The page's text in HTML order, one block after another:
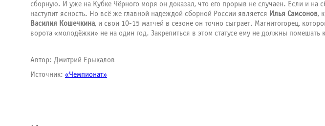
сборную. И уже на Кубке Чёрного моря он доказал, что его прорыв не случаен. Если и
наступит ясность. Но всё же главной надеждой сборной России является Илья Самсонов,
Василия Кошечкина, и свои 10-15 матчей в сезоне он точно сыграет. Магнитогорец,
ворота «молодёжки» не на один год. Закрепиться в этом статусе ему не должны помешать
Автор: Дмитрий Ерыкалов
Источник: «Чемпионат»